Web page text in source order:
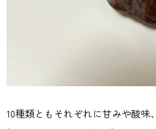
10種類ともそれぞれに甘みや酸